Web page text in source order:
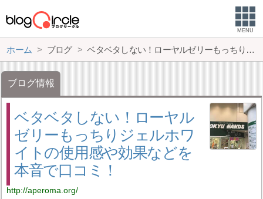
MENU
ホーム ブログ ベタベタしない！ローヤルゼリーもっちりジェルホワイトの使用感や効果などを本音で口コミ！
ブログ情報
ベタベタしない！ローヤル
ゼリーもっちりジェルホワ
イトの使用感や効果などを
本音で口コミ！
http://aperoma.org/